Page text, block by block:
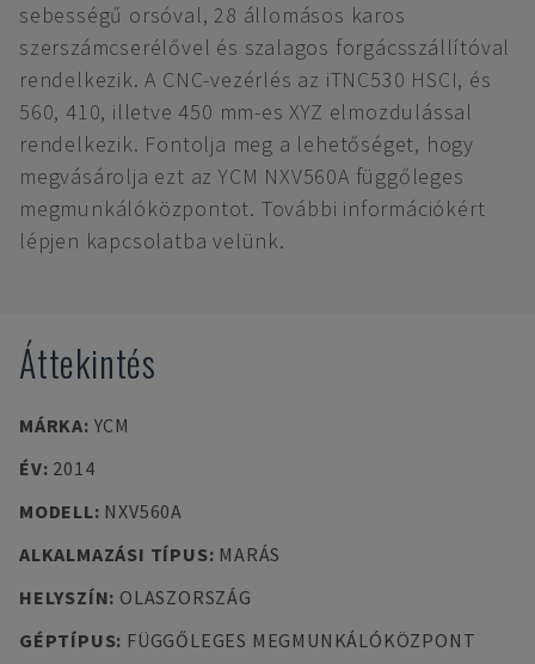
sebességű orsóval, 28 állomásos karos
szerszámcserélővel és szalagos forgácsszállítóval
rendelkezik. A CNC-vezérlés az iTNC530 HSCI, és
560, 410, illetve 450 mm-es XYZ elmozdulással
rendelkezik. Fontolja meg a lehetőséget, hogy
megvásárolja ezt az YCM NXV560A függőleges
megmunkálóközpontot. További információkért
lépjen kapcsolatba velünk.
Áttekintés
MÁRKA: YCM
ÉV: 2014
MODELL: NXV560A
ALKALMAZÁSI TÍPUS: MARÁS
HELYSZÍN: OLASZORSZÁG
GÉPTÍPUS: FÜGGŐLEGES MEGMUNKÁLÓKÖZPONT